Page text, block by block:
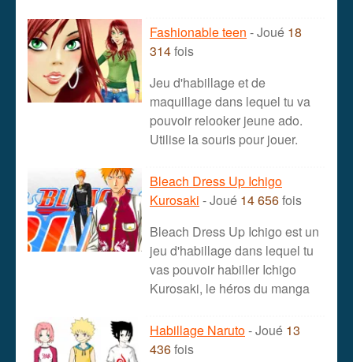
Fashionable teen - Joué 18
314fois
Jeu d'habillage et de
maquillage dans lequel tu va
pouvoir relooker jeune ado.
Utilise la souris pour jouer.
Bleach Dress Up Ichigo
Kurosaki - Joué 14 656fois
Bleach Dress Up Ichigo est un
jeu d'habillage dans lequel tu
vas pouvoir habiller Ichigo
Kurosaki, le héros du manga
Habillage Naruto- Joué 13
436fois